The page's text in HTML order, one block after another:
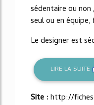
sédentaire ou
seul ou en
Le designer est
LIRE LA SUITE
Site :http://